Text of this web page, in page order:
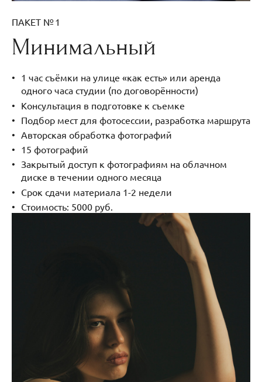
ПАКЕТ № 1
Минимальный
1 час съёмки на улице «как есть» или аренда
одного часа студии (по договорённости)
Консультация в подготовке к съемке
Подбор мест для фотосессии, разработка маршрута
Авторская обработка фотографий
15 фотографий
Закрытый доступ к фотографиям на облачном
диске в течении одного месяца
Срок сдачи материала 1-2 недели
Стоимость: 5000 руб.